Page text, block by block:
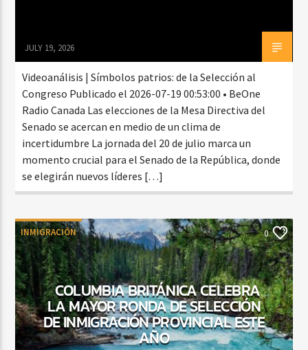
JULY 19, 2026
Videoanálisis | Símbolos patrios: de la Selección al
Congreso Publicado el 2026-07-19 00:53:00 • BeOne
Radio Canada Las elecciones de la Mesa Directiva del
Senado se acercan en medio de un clima de
incertidumbre La jornada del 20 de julio marca un
momento crucial para el Senado de la República, donde
se elegirán nuevos líderes […]
INMIGRACIÓN 0
COLUMBIA BRITÁNICA CELEBRA
LA MAYOR RONDA DE SELECCIÓN
DE INMIGRACIÓN PROVINCIAL ESTE
AÑO